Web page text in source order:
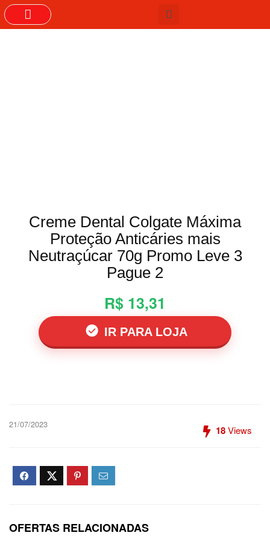
Creme Dental Colgate Máxima
Proteção Anticáries mais
Neutraçúcar 70g Promo Leve 3
Pague 2
R$ 13,31
IR PARA LOJA
21/07/2023 18Views
OFERTAS RELACIONADAS